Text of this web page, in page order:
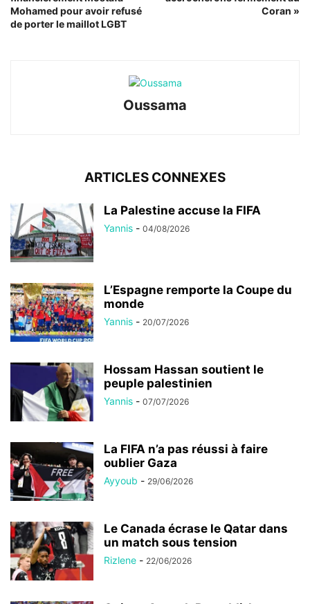
Mohamed pour avoir refusé
de porter le maillot LGBT
Coran »
Oussama
ARTICLES CONNEXES
La Palestine accuse la FIFA
Yannis - 04/08/2026
L’Espagne remporte la Coupe du
monde
Yannis - 20/07/2026
Hossam Hassan soutient le
peuple palestinien
Yannis - 07/07/2026
La FIFA n’a pas réussi à faire
oublier Gaza
Ayyoub - 29/06/2026
Le Canada écrase le Qatar dans
un match sous tension
Rizlene - 22/06/2026